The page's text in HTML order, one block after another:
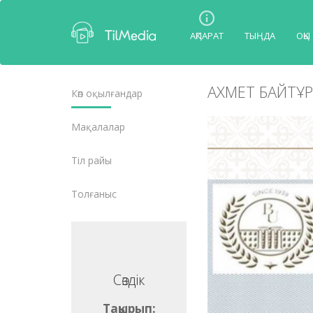
АҚПАРАТ ТЫҢДА ОҚЫ
Көп оқылғандар
Мақалалар
Тіл райы
Толғаныс
Сөздік
Тақырып:
АХМЕТ